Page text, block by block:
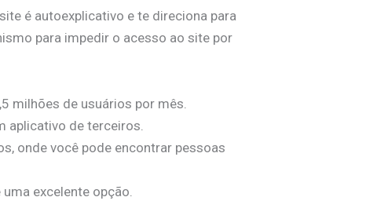
é autoexplicativo e te direciona para
para impedir o acesso ao site por
milhões de usuários por mês.
aplicativo de terceiros.
onde você pode encontrar pessoas
excelente opção.